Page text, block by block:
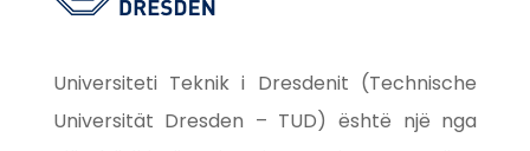
Universiteti Teknik i Dresdenit (Technische
Universität Dresden – TUD) është një nga